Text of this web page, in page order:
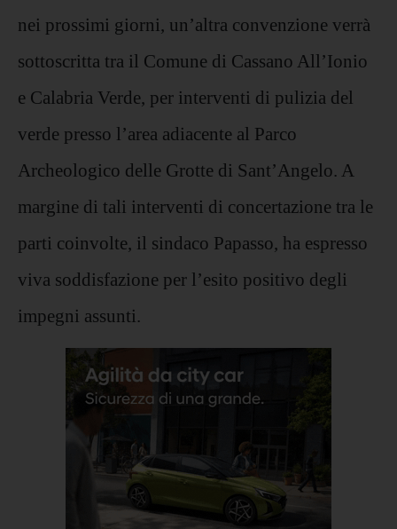
nei prossimi giorni, un’altra convenzione verrà
sottoscritta tra il Comune di Cassano All’Ionio
e Calabria Verde, per interventi di pulizia del
verde presso l’area adiacente al Parco
Archeologico delle Grotte di Sant’Angelo. A
margine di tali interventi di concertazione tra le
parti coinvolte, il sindaco Papasso, ha espresso
viva soddisfazione per l’esito positivo degli
impegni assunti.